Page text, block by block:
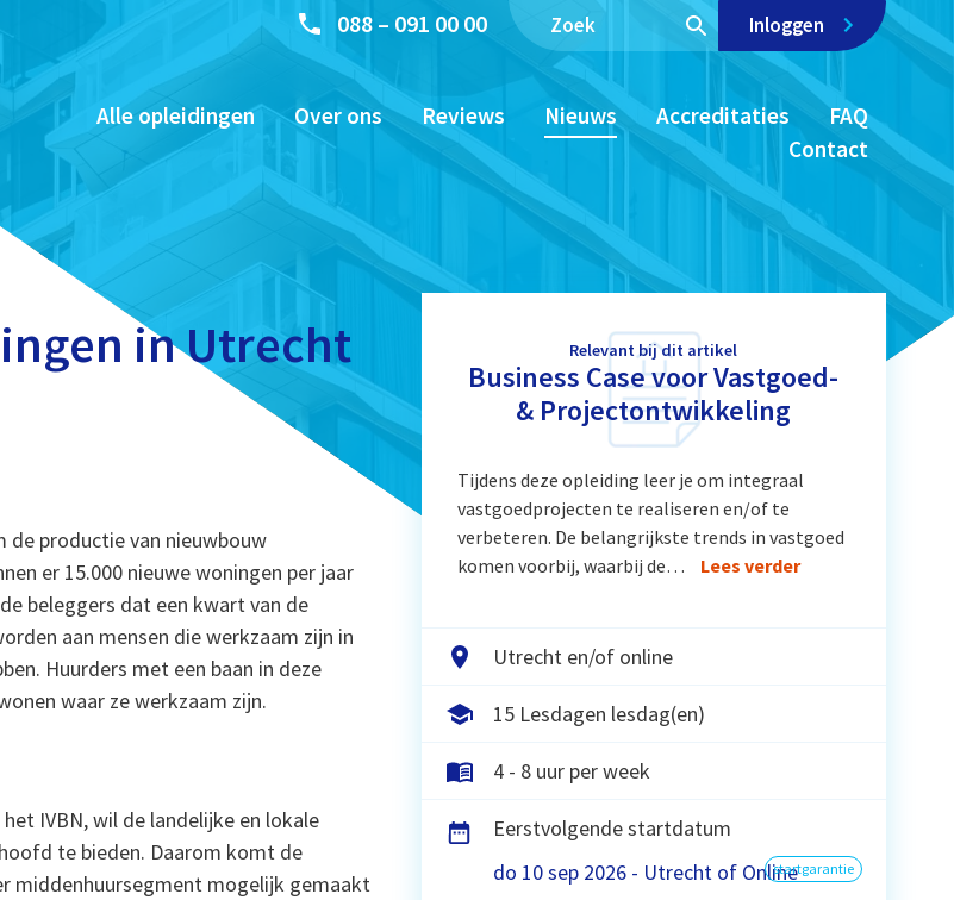
088 – 091 00 00 Inloggen
Alle opleidingen Over ons Reviews Nieuws Accreditaties
FAQ
Contact
in Utrecht
productie van nieuwbouw
er 15.000 nieuwe woningen per jaar
beleggers dat een kwart van de
aan mensen die werkzaam zijn in
Huurders met een baan in deze
waar ze werkzaam zijn.
IVBN, wil de landelijke en lokale
te bieden. Daarom komt de
middenhuursegment mogelijk gemaakt
Relevant bij dit artikel
Business Case voor Vastgoed-
& Projectontwikkeling
Tijdens deze opleiding leer je om integraal
vastgoedprojecten te realiseren en/of te
verbeteren. De belangrijkste trends in vastgoed
komen voorbij, waarbij de…
Lees verder
Utrecht en/of online
15 Lesdagen lesdag(en)
4 - 8 uur per week
Eerstvolgende startdatum
do 10 sep 2026 - Utrecht of Onlinestartgarantie